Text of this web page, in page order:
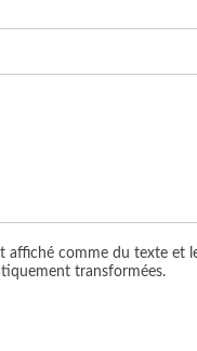
affiché comme du texte et
transformées.